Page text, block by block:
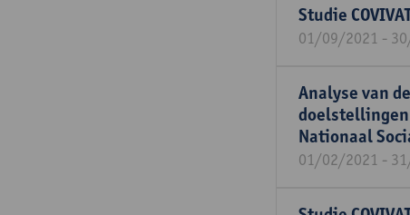
Studie
01/09/2021 -
Analyse van
Nationaal
01/02/2021 -